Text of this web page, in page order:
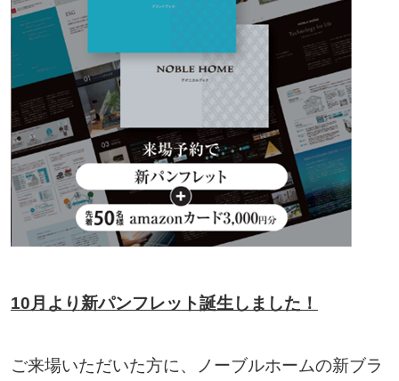
10月より新パンフレット誕生しました！
ご来場いただいた方に、ノーブルホームの新ブラ